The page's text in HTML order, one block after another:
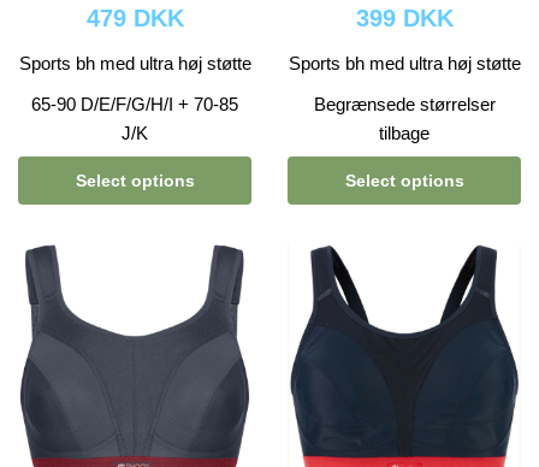
479 DKK
Sports bh med ultra høj støtte
65-90 D/E/F/G/H/I + 70-85
J/K
Select options
399 DKK
Sports bh med ultra høj støtte
Begrænsede størrelser
tilbage
Select options